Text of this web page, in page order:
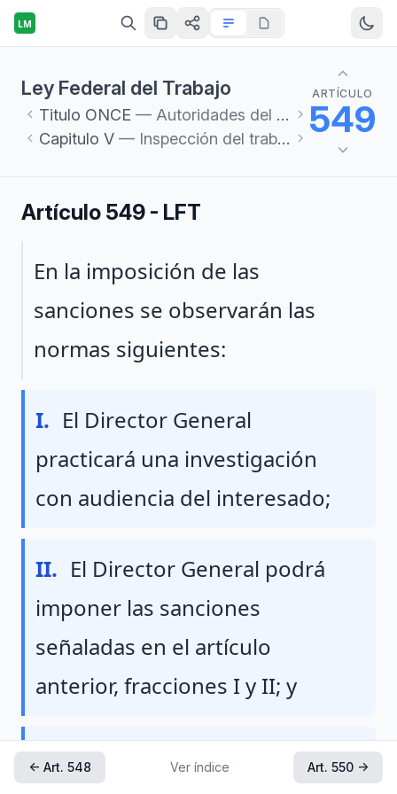
LM
Ley Federal del Trabajo
Titulo ONCE — Autoridades del Trabajo y Servicios Sociales
Capitulo V — Inspección del trabajo
ARTÍCULO
549
Artículo 549 - LFT
Párrafo 1
En la imposición de las
sanciones se observarán las
normas siguientes:
Fraccion I
I. El Director General
practicará una investigación
con audiencia del interesado;
Fraccion II
II. El Director General podrá
imponer las sanciones
señaladas en el artículo
anterior, fracciones I y II; y
Fraccion III
III. Cuando a juicio del
← Art. 548 Ver índice Art. 550 →